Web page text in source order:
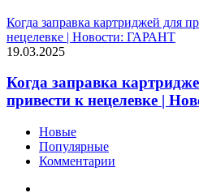
Когда заправка картриджей для
нецелевке | Новости: ГАРАНТ
19.03.2025
Когда заправка
привести к нецелевке |
Новые
Популярные
Комментарии